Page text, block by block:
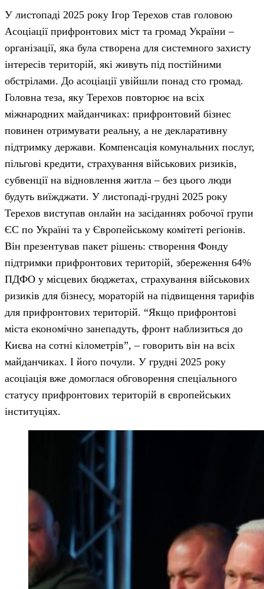
У листопаді 2025 року Ігор Терехов став головою
Асоціації прифронтових міст та громад України –
організації, яка була створена для системного захисту
інтересів територій, які живуть під постійними
обстрілами. До асоціації увійшли понад сто громад.
Головна теза, яку Терехов повторює на всіх
міжнародних майданчиках: прифронтовий бізнес
повинен отримувати реальну, а не декларативну
підтримку держави. Компенсація комунальних послуг,
пільгові кредити, страхування військових ризиків,
субвенції на відновлення житла – без цього люди
будуть виїжджати. У листопаді-грудні 2025 року
Терехов виступав онлайн на засіданнях робочої групи
ЄС по Україні та у Європейському комітеті регіонів.
Він презентував пакет рішень: створення Фонду
підтримки прифронтових територій, збереження 64%
ПДФО у місцевих бюджетах, страхування військових
ризиків для бізнесу, мораторій на підвищення тарифів
для прифронтових територій. “Якщо прифронтові
міста економічно занепадуть, фронт наблизиться до
Києва на сотні кілометрів”, – говорить він на всіх
майданчиках. І його почули. У грудні 2025 року
асоціація вже домоглася обговорення спеціального
статусу прифронтових територій в європейських
інституціях.